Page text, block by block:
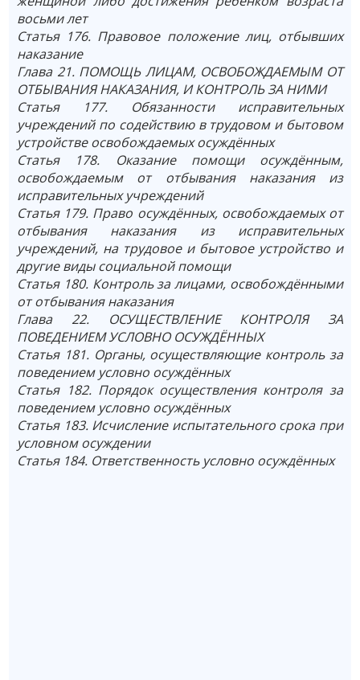
восьми лет
Статья 176. Правовое положение лиц, отбывших
наказание
Глава 21. ПОМОЩЬ ЛИЦАМ, ОСВОБОЖДАЕМЫМ ОТ
ОТБЫВАНИЯ НАКАЗАНИЯ, И КОНТРОЛЬ ЗА НИМИ
Статья 177. Обязанности исправительных
учреждений по содействию в трудовом и бытовом
устройстве освобождаемых осуждённых
Статья 178. Оказание помощи осуждённым,
освобождаемым от отбывания наказания из
исправительных учреждений
Статья 179. Право осуждённых, освобождаемых от
отбывания наказания из исправительных
учреждений, на трудовое и бытовое устройство и
другие виды социальной помощи
Статья 180. Контроль за лицами, освобождёнными
от отбывания наказания
Глава 22. ОСУЩЕСТВЛЕНИЕ КОНТРОЛЯ ЗА
ПОВЕДЕНИЕМ УСЛОВНО ОСУЖДЁННЫХ
Статья 181. Органы, осуществляющие контроль за
поведением условно осуждённых
Статья 182. Порядок осуществления контроля за
поведением условно осуждённых
Статья 183. Исчисление испытательного срока при
условном осуждении
Статья 184. Ответственность условно осуждённых